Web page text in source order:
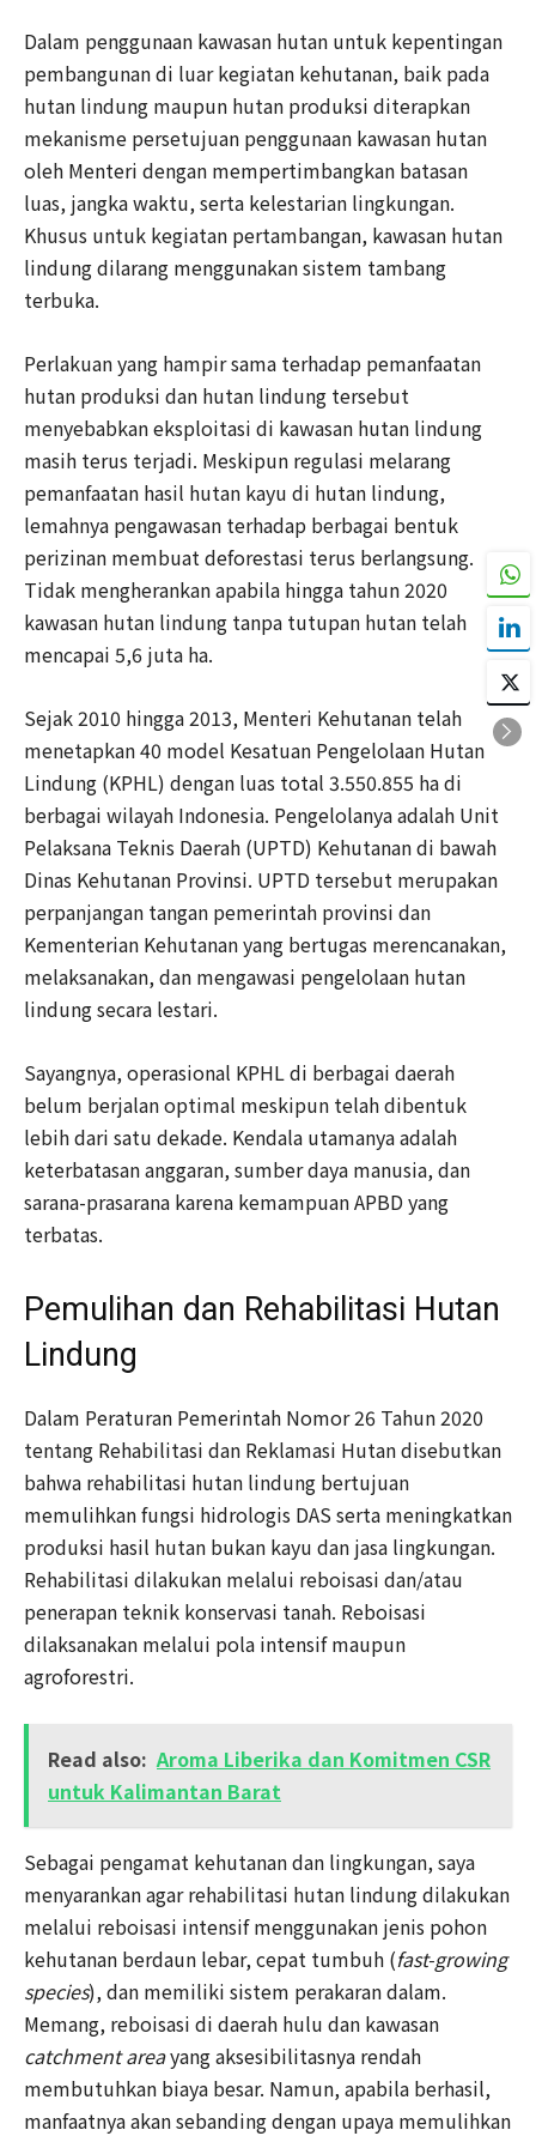
Dalam penggunaan kawasan hutan untuk kepentingan
pembangunan di luar kegiatan kehutanan, baik pada
hutan lindung maupun hutan produksi diterapkan
mekanisme persetujuan penggunaan kawasan hutan
oleh Menteri dengan mempertimbangkan batasan
luas, jangka waktu, serta kelestarian lingkungan.
Khusus untuk kegiatan pertambangan, kawasan hutan
lindung dilarang menggunakan sistem tambang
terbuka.
Perlakuan yang hampir sama terhadap pemanfaatan
hutan produksi dan hutan lindung tersebut
menyebabkan eksploitasi di kawasan hutan lindung
masih terus terjadi. Meskipun regulasi melarang
pemanfaatan hasil hutan kayu di hutan lindung,
lemahnya pengawasan terhadap berbagai bentuk
perizinan membuat deforestasi terus berlangsung.
Tidak mengherankan apabila hingga tahun 2020
kawasan hutan lindung tanpa tutupan hutan telah
mencapai 5,6 juta ha.
Sejak 2010 hingga 2013, Menteri Kehutanan telah
menetapkan 40 model Kesatuan Pengelolaan Hutan
Lindung (KPHL) dengan luas total 3.550.855 ha di
berbagai wilayah Indonesia. Pengelolanya adalah Unit
Pelaksana Teknis Daerah (UPTD) Kehutanan di bawah
Dinas Kehutanan Provinsi. UPTD tersebut merupakan
perpanjangan tangan pemerintah provinsi dan
Kementerian Kehutanan yang bertugas merencanakan,
melaksanakan, dan mengawasi pengelolaan hutan
lindung secara lestari.
Sayangnya, operasional KPHL di berbagai daerah
belum berjalan optimal meskipun telah dibentuk
lebih dari satu dekade. Kendala utamanya adalah
keterbatasan anggaran, sumber daya manusia, dan
sarana-prasarana karena kemampuan APBD yang
terbatas.
Pemulihan dan Rehabilitasi Hutan
Lindung
Dalam Peraturan Pemerintah Nomor 26 Tahun 2020
tentang Rehabilitasi dan Reklamasi Hutan disebutkan
bahwa rehabilitasi hutan lindung bertujuan
memulihkan fungsi hidrologis DAS serta meningkatkan
produksi hasil hutan bukan kayu dan jasa lingkungan.
Rehabilitasi dilakukan melalui reboisasi dan/atau
penerapan teknik konservasi tanah. Reboisasi
dilaksanakan melalui pola intensif maupun
agroforestri.
Read also: Aroma Liberika dan Komitmen CSR
untuk Kalimantan Barat
Sebagai pengamat kehutanan dan lingkungan, saya
menyarankan agar rehabilitasi hutan lindung dilakukan
melalui reboisasi intensif menggunakan jenis pohon
kehutanan berdaun lebar, cepat tumbuh (fast-growing
species), dan memiliki sistem perakaran dalam.
Memang, reboisasi di daerah hulu dan kawasan
catchment areayang aksesibilitasnya rendah
membutuhkan biaya besar. Namun, apabila berhasil,
manfaatnya akan sebanding dengan upaya memulihkan